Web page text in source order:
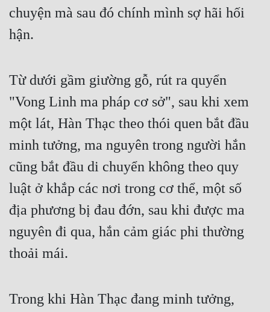
chuyện mà sau đó chính mình sợ hãi hối
hận.
Từ dưới gầm giường gỗ, rút ra quyển
"Vong Linh ma pháp cơ sở", sau khi xem
một lát, Hàn Thạc theo thói quen bắt đầu
minh tưởng, ma nguyên trong người hắn
cũng bắt đầu di chuyển không theo quy
luật ở khắp các nơi trong cơ thể, một số
địa phương bị đau đớn, sau khi được ma
nguyên đi qua, hắn cảm giác phi thường
thoải mái.
Trong khi Hàn Thạc đang minh tưởng,